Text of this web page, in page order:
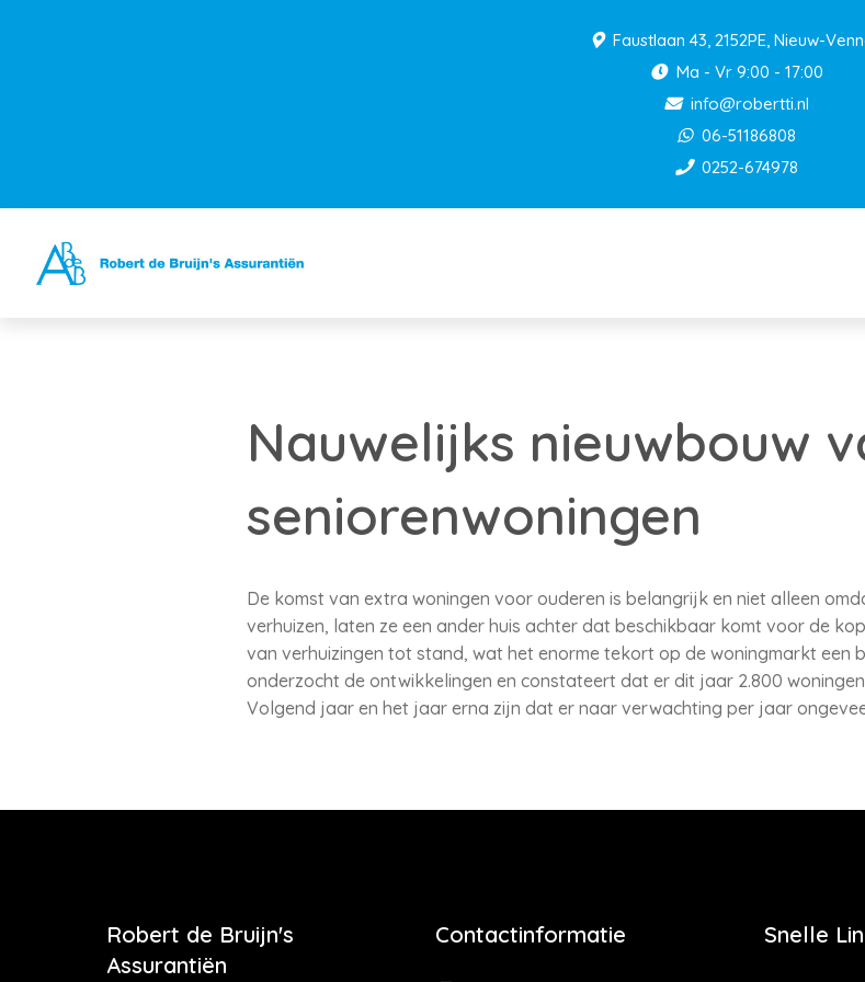
Faustlaan 43, 2152PE, Nieuw-
Ma - Vr 9:00 - 17:00
info@robertti.nl
06-51186808
0252-674978
Nauwelijks nieuwbouw
seniorenwoningen
De komst van extra woningen voor ouderen is belangrijk en niet alleen
verhuizen, laten ze een ander huis achter dat beschikbaar komt voor de
van verhuizingen tot stand, wat het enorme tekort op de woningmarkt een
onderzocht de ontwikkelingen en constateert dat er dit jaar 2.800
Volgend jaar en het jaar erna zijn dat er naar verwachting per jaar
Robert de Bruijn's
Assurantiën
Contactinformatie Snelle